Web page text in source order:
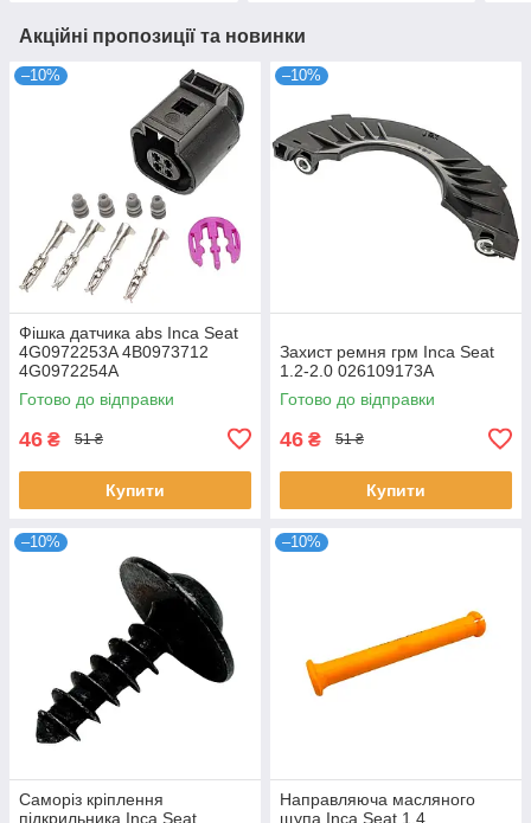
Акційні пропозиції та новинки
–10%
Фішка датчика abs Inca Seat
4G0972253A 4B0973712
4G0972254A
Готово до відправки
46 ₴ 51 ₴
Купити
–10%
Захист ремня грм Inca Seat
1.2-2.0 026109173A
Готово до відправки
46 ₴ 51 ₴
Купити
–10%
Саморіз кріплення
підкрильника Inca Seat
–10%
Направляюча масляного
щупа Inca Seat 1.4